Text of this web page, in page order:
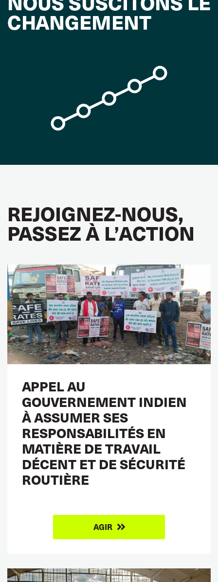
CHANGEMENT
REJOIGNEZ-NOUS,
PASSEZ À L’ACTION
APPEL AU
GOUVERNEMENT INDIEN
À ASSUMER SES
RESPONSABILITÉS EN
MATIÈRE DE TRAVAIL
DÉCENT ET DE SÉCURITÉ
ROUTIÈRE
AGIR